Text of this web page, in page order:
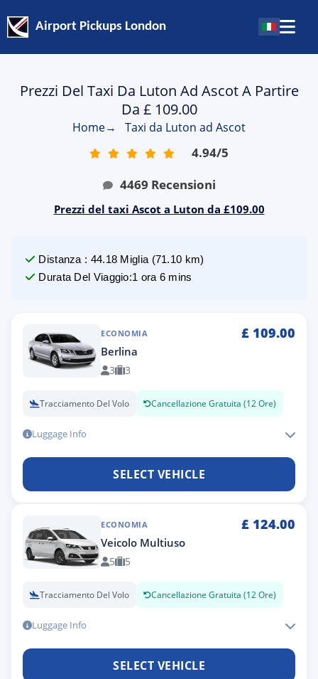
Airport Pickups London
Prezzi Del Taxi Da Luton Ad Ascot A Partire
Da £ 109.00
Home→ Taxi da Luton ad Ascot
4.94/5
4469 Recensioni
Prezzi del taxi Ascot a Luton da £109.00
Distanza : 44.18 Miglia (71.10 km)
Durata Del Viaggio:1 ora 6 mins
ECONOMIA £ 109.00
Berlina
3 3
Tracciamento Del Volo Cancellazione Gratuita (12 Ore)
Luggage Info
SELECT VEHICLE
ECONOMIA £ 124.00
Veicolo Multiuso
5 5
Tracciamento Del Volo Cancellazione Gratuita (12 Ore)
Luggage Info
SELECT VEHICLE